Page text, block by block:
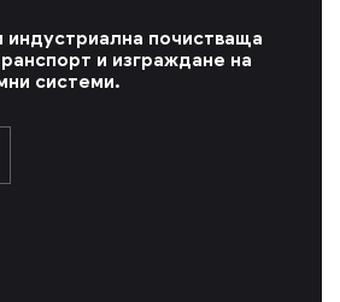
почистваща
и изграждане на
системи.